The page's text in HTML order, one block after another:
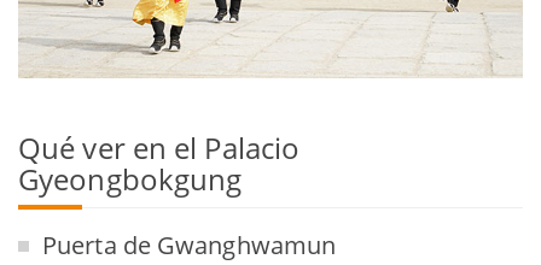
Qué ver en el Palacio
Gyeongbokgung
Puerta de Gwanghwamun